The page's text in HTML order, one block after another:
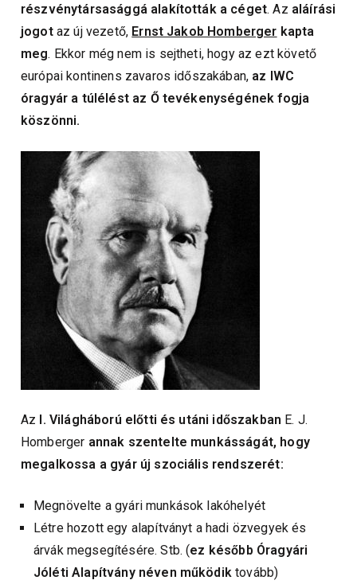
részvénytársasággá alakították a céget. Az aláírási
jogotaz új vezető, Ernst Jakob Homberger kapta
meg. Ekkor még nem is sejtheti, hogy az ezt követő
európai kontinens zavaros időszakában, az IWC
óragyár a túlélést az Ő tevékenységének fogja
köszönni.
Az I. Világháború előtti és utáni időszakban E. J.
Homberger annak szentelte munkásságát, hogy
megalkossa a gyár új szociális rendszerét:
Megnövelte a gyári munkások lakóhelyét
Létre hozott egy alapítványt a hadi özvegyek és
árvák megsegítésére. Stb. (ez később Óragyári
Jóléti Alapítvány néven működik tovább)